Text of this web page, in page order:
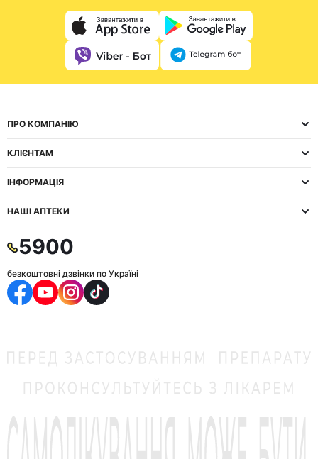
ПРО КОМПАНІЮ
КЛІЄНТАМ
ІНФОРМАЦІЯ
НАШІ АПТЕКИ
5900
безкоштовні дзвінки по Україні